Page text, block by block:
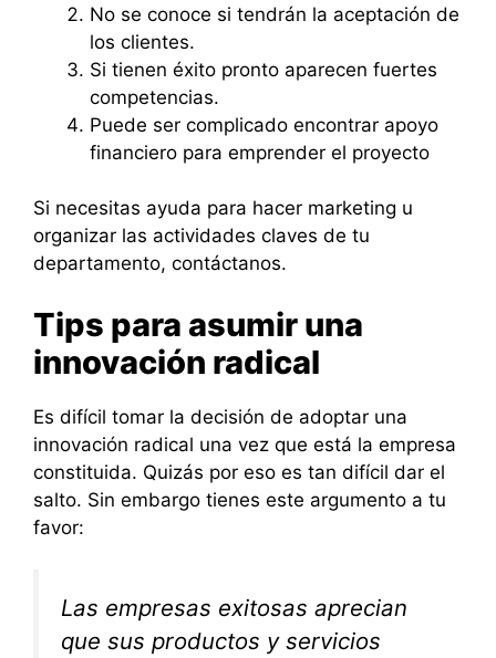
No se conoce si tendrán la aceptación de
los clientes.
Si tienen éxito pronto aparecen fuertes
competencias.
Puede ser complicado encontrar apoyo
financiero para emprender el proyecto
Si necesitas ayuda para hacer marketing u
organizar las actividades claves de tu
departamento, contáctanos.
Tips para asumir una
innovación radical
Es difícil tomar la decisión de adoptar una
innovación radical una vez que está la empresa
constituida. Quizás por eso es tan difícil dar el
salto. Sin embargo tienes este argumento a tu
favor:
Las empresas exitosas aprecian
que sus productos y servicios